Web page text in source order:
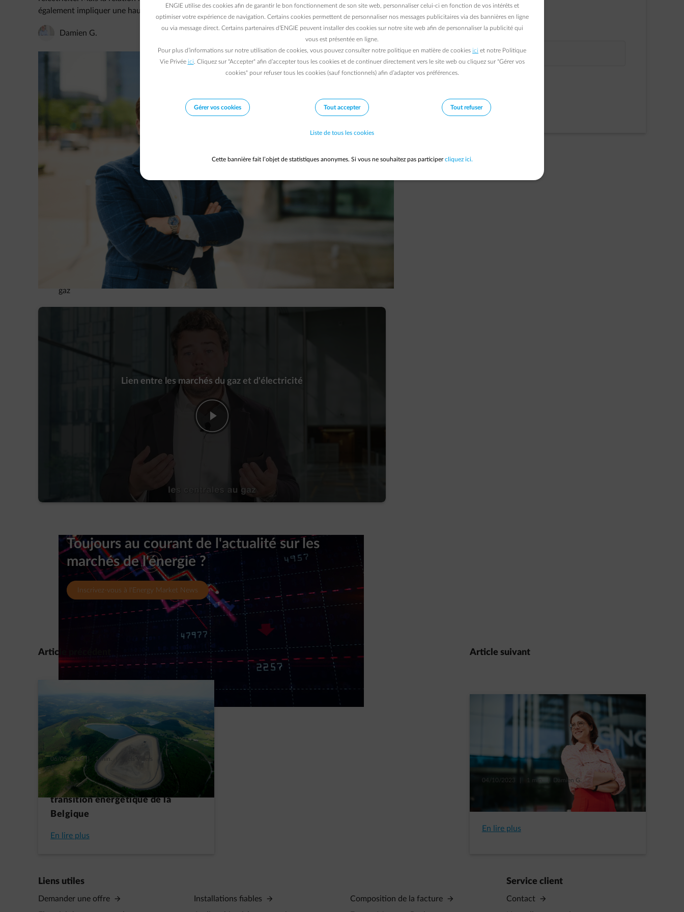
également impliquer une hausse des prix du gaz. Pourquoi ?
Damien G.
Dans cette vidéo, notre expert analyse les deux scénarios et vous explique :
Par quel mécanisme l’offre et la demande de gaz influencent les prix de l’électricité
Pourquoi, à l’inverse, une chute dans l’offre d’électricité peut induire une hausse des prix du
gaz
Lien entre les marchés du gaz et d'électricité
play-fwd
Toujours au courant de l'actualité sur les
marchés de l'énergie ?
Inscrivez-vous à l'Energy Market News
Article précédent
06/05/2024 1 min.
La centrale de pompage-turbinage
de Coo : un élément clé dans la
transition énergétique de la
Belgique
En lire plus
Article suivant
04/10/2023 1 min. Damien G.
Plan Fit for 55 : quel impact sur
votre activité ?
En lire plus
Liens utiles
Demander une offre
Installations fiables
Composition de la facture
Service client
Contact
ENGIE utilise des cookies afin de garantir le bon fonctionnement de son site web, personnaliser celui-ci en fonction de vos intérêts et
optimiser votre expérience de navigation. Certains cookies permettent de personnaliser nos messages publicitaires via des bannières en ligne
ou via message direct. Certains partenaires d’ENGIE peuvent installer des cookies sur notre site web afin de personnaliser la publicité qui
vous est présentée en ligne.
Pour plus d’informations sur notre utilisation de cookies, vous pouvez consulter notre politique en matière de cookies ici et notre Politique
Vie Privée ici . Cliquez sur "Accepter" afin d’accepter tous les cookies et de continuer directement vers le site web ou cliquez sur "Gérer vos
cookies" pour refuser tous les cookies (sauf fonctionnels) afin d’adapter vos préférences.
Gérer vos cookies Tout accepter Tout refuser
Liste de tous les cookies
Cette bannière fait l’objet de statistiques anonymes. Si vous ne souhaitez pas participercliquez ici.